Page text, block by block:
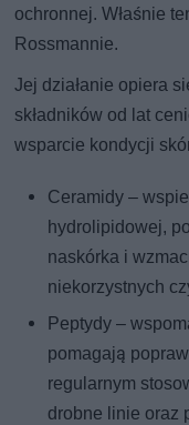
ochronnej. Właśnie
Rossmannie.
Jej działanie opiera
składników od lat
wsparcie kondycji
Ceramidy –
hydrolipidowej,
naskórka i
niekorzystnych
Peptydy –
pomagają
regularnym
drobne linie oraz